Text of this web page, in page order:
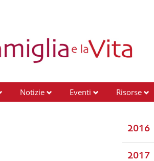
Notizie Eventi Risorse
2016
2017